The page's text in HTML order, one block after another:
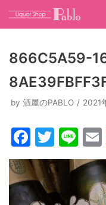
テ
ン
へ
ス
キ
ッ
プ
866C5A59-
by 酒屋のPABLO 2021
F
a
c
e
T
w
itt
er
Li
n
e
l